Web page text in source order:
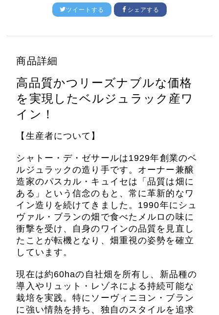
ツイートする シェアする
商品詳細
高品質かつリーズナブルな価格
を実現したベルジュラック産ワ
イン！
【生産者について】
シャトー・デ・ゼサールは1929年創業のベ
ルジュラックの造り手です。オーナー兼醸
造家のパスカル・キュイセは「品質は畑に
ある」という信念のもと、常に革新的なワ
イン造りを続けてきました。1990年にシュ
ヴァル・ブランの畑で食べたメルロの味に
衝撃を受け、自身のワインの品質を見直し
たことが転機となり、畑重視の姿勢を確立
しています。
現在は約60haの自社畑を所有し、新品種の
導入やリュット・レゾネによる持続可能な
栽培を実践。特にソーヴィニヨン・ブラン
に強い情熱を持ち、独自のスタイルを追求